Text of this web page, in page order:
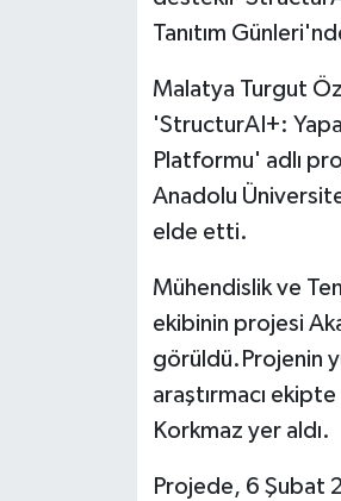
Tanıtım
Malatya Turgut
'StructurAI+:
Platformu' adlı
Anadolu
elde etti.
Mühendislik ve
ekibinin projesi
görüldü.Projenin
araştırmacı
Korkmaz yer aldı.
Projede, 6 Şubat
Jandarma
KÜLTÜR SANAT
MAGAZİN
POLİTİKA